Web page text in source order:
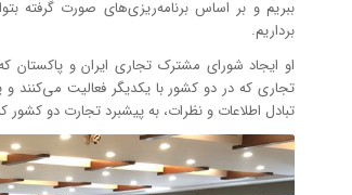
ببریم و بر اساس برنامه‌ریزی‌های صورت گرفته
برداریم.
او ایجاد شورای مشترک تجاری ایران و پاکستان
تجاری که در دو کشور با یکدیگر فعالیت می‌کنند و
تبادل اطلاعات و نظرات، به پیشبرد تجارت دو کشور